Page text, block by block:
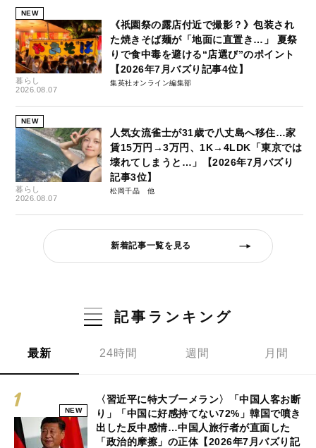
NEW
暮らし
2026.08.07
《祇園祭の露店付近で撮影？》包装され
た焼きそば麺が「地面に直置き…」 夏祭
りで食中毒を避ける“店選び”のポイント
【2026年7月バズり記事4位】
集英社オンライン編集部
NEW
暮らし
2026.08.07
人気女流雀士が31歳で八丈島へ移住…家
賃15万円→3万円、1K→4LDK「東京では
壊れてしまうと…」【2026年7月バズり
記事3位】
松岡千晶
新着記事一覧を見る
記事ランキング
最新 24時間 週間 月間
NEW
〈習近平に特大ブーメラン〉「中国人客お断
り」「中国に好感持てない72%」韓国で噴き
出した反中感情…中国人旅行者が直面した
「政治的摩擦」の正体【2026年7月バズり記